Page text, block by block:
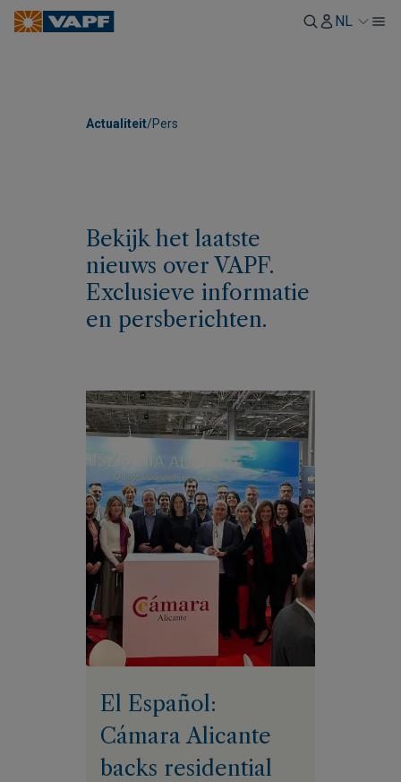
NL
Actualiteit/Pers
Bekijk het laatste
nieuws over VAPF.
Exclusieve informatie
en persberichten.
El Español:
Cámara Alicante
backs residential